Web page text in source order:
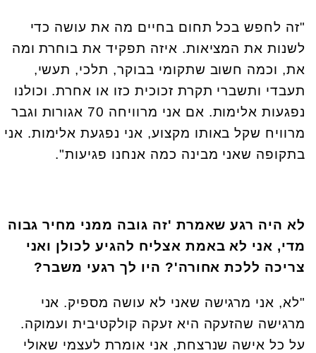
"זה לחפש בכל תחום בחיים מה את עושה כדי
לשנות את המציאות. איזה תפקיד את בוחרת ומה
את, וכמה חשוב שתקומי בבוקר, תלכי, תעשי,
תעבדי ותשברי תקרת זכוכית כזו או אחרת. וכולנו
נפגעות אלימות. אם אני מרוויחה 70 אגורות וגבר
מרוויח שקל באותו מקצוע, אני נפגעת אלימות. אני
בתקופה שאני מבינה כמה אנחנו פגיעות".
לא היה רגע שאמרת 'זה גובה ממני מחיר גבוה
מדי, אני לא באמת אצליח להגיע לכולן ואני
צריכה ללכת אחורה'? היו לך רגעי משבר?
"לא, אני מרגישה שאני לא עושה מספיק. אני
מרגישה שהזעקה היא זעקה קולקטיבית ועמוקה.
על כל אישה שנרצחת, אני אומרת לעצמי שאולי